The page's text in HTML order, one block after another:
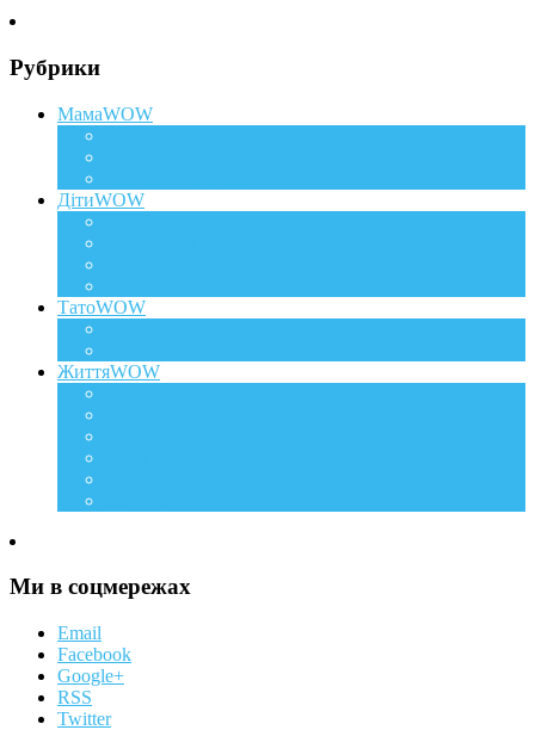
Рубрики
МамаWOW
ДітиWOW
ТатоWOW
ЖиттяWOW
Ми в соцмережах
Email
Facebook
Google+
RSS
Twitter